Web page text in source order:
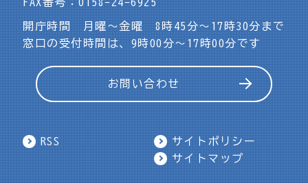
開庁時間 月曜～金曜 8時45分～17時30分まで
窓口の受付時間は、9時00分～17時00分です
お問い合わせ
RSS
サイトポリシー
サイトマップ